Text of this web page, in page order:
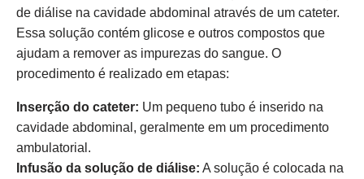
de diálise na cavidade abdominal através de um cateter.
Essa solução contém glicose e outros compostos que
ajudam a remover as impurezas do sangue. O
procedimento é realizado em etapas:
Inserção do cateter: Um pequeno tubo é inserido na
cavidade abdominal, geralmente em um procedimento
ambulatorial.
Infusão da solução de diálise: A solução é colocada na